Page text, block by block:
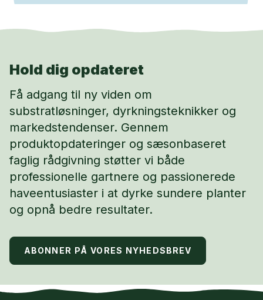
Hold dig opdateret
Få adgang til ny viden om
substratløsninger, dyrkningsteknikker og
markedstendenser. Gennem
produktopdateringer og sæsonbaseret
faglig rådgivning støtter vi både
professionelle gartnere og passionerede
haveentusiaster i at dyrke sundere planter
og opnå bedre resultater.
ABONNER PÅ VORES NYHEDSBREV